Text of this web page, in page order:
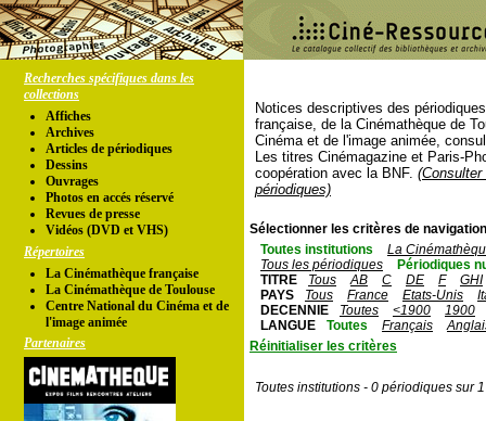
Recherches spécifiques dans les
collections
Affiches
Archives
Articles de périodiques
Dessins
Ouvrages
Photos en accés réservé
Revues de presse
Vidéos (DVD et VHS)
Répertoires
La Cinémathèque française
La Cinémathèque de Toulouse
Centre National du Cinéma et de
l'image animée
Partenaires
Notices descriptives des
française, de la Cinémathèque de
Cinéma et de l'image animée,
Les titres Cinémagazine et Paris-
coopération avec la BNF.
périodiques)
Sélectionner les critères de
Toutes institutions
La
Tous les périodiques
Périodiques
TITRE
Tous AB C DE F
GHI
PAYS
Tous France Etats-Unis
DECENNIE
Toutes <1900
1900
LANGUE
Toutes Français
Réinitialiser les critères
Toutes institutions - 0 périodiques sur